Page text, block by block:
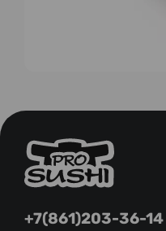
+7(861)203-36-14